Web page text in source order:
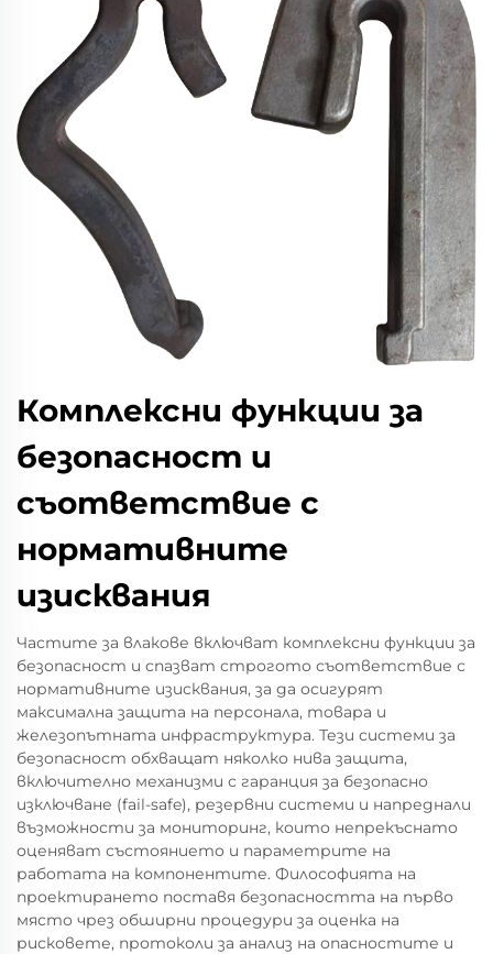
Комплексни функции за
безопасност и
съответствие с
нормативните
изисквания
Частите за влакове включват комплексни функции за
безопасност и спазват строгото съответствие с
нормативните изисквания, за да осигурят
максимална защита на персонала, товара и
железопътната инфраструктура. Тези системи за
безопасност обхващат няколко нива защита,
включително механизми с гаранция за безопасно
изключване (fail-safe), резервни системи и напреднали
възможности за мониторинг, които непрекъснато
оценяват състоянието и параметрите на
работата на компонентите. Философията на
проектирането поставя безопасността на първо
място чрез обширни процедури за оценка на
рисковете, протоколи за анализ на опасностите и